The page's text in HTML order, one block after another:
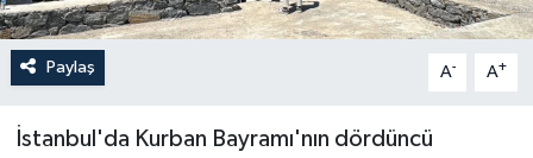
Paylaş A- A+
İstanbul'da Kurban Bayramı'nın dördüncü